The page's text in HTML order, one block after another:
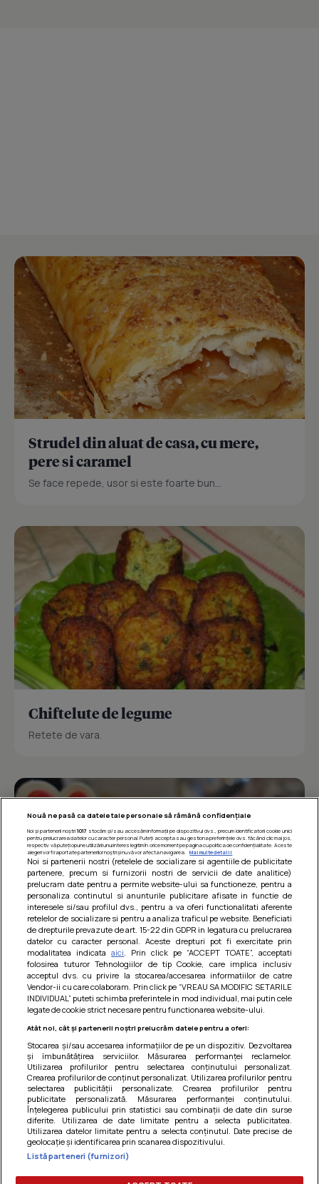
Strudel din aluat de casa, cu mere,
pere si caramel
Se face repede, usor si este foarte bun...
Chiftelute de legume
Retete de vara.
Barcute din vinete cu arpagic rosu
Un deliciu usor de preparat!
Termeni si conditii |
Nouă ne pasă ca datele tale personale să rămână confidențiale
Noi și partenerii noștri 1017 stocăm și/sau accesăm informații pe dispozitivul dvs., precum identificatorii cookie unici
pentru prelucrarea datelor cu caracter personal. Puteți accepta sau gestiona preferințele dvs. făcând clic mai jos,
respectiv vă puteți opune utilizării unui interes legitim în orice moment pe pagina cu politica de confidențialitate. Aceste
alegeri vor fi raportate partenerilor noștri și nu vă vor afecta navigarea.
Mai multe detalii
Noi si partenerii nostri (retelele de socializare si agentiile de publicitate
partenere, precum si furnizorii nostri de servicii de date analitice)
prelucram date pentru a permite website-ului sa functioneze, pentru a
personaliza continutul si anunturile publicitare afisate in functie de
interesele si/sau profilul dvs., pentru a va oferi functionalitati aferente
retelelor de socializare si pentru a analiza traficul pe website. Beneficiati
de drepturile prevazute de art. 15-22 din GDPR in legatura cu prelucrarea
datelor cu caracter personal. Aceste drepturi pot fi exercitate prin
modalitatea indicataaici . Prin click pe “ACCEPT TOATE”, acceptati
folosirea tuturor Tehnologiilor de tip Cookie, care implica inclusiv
acceptul dvs. cu privire la stocarea/accesarea informatiilor de catre
Vendor-ii cu care colaboram. Prin click pe “VREAU SA MODIFIC SETARILE
INDIVIDUAL” puteti schimba preferintele in mod individual, mai putin cele
legate de cookie strict necesare pentru functionarea website-ului.
Atât noi, cât și partenerii noștri prelucrăm datele pentru a oferi:
Stocarea și/sau accesarea informațiilor de pe un dispozitiv. Dezvoltarea
și îmbunătățirea serviciilor. Măsurarea performanței reclamelor.
Utilizarea profilurilor pentru selectarea conținutului personalizat.
Crearea profilurilor de conținut personalizat. Utilizarea profilurilor pentru
selectarea publicității personalizate. Crearea profilurilor pentru
publicitate personalizată. Măsurarea performanței conținutului.
Înțelegerea publicului prin statistici sau combinații de date din surse
diferite. Utilizarea de date limitate pentru a selecta publicitatea.
Utilizarea datelor limitate pentru a selecta conținutul. Date precise de
geolocație și identificarea prin scanarea dispozitivului.
Listă parteneri (furnizori)